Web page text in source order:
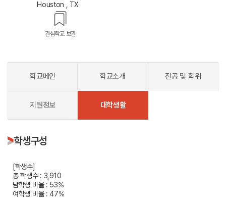
Houston , TX
관심학교 보관
학교메인 학교소개 전공 및 학위
지원정보 대학생활
학생구성
[학생수]
총 학생수 : 3,910
남학생 비율 : 53%
여학생 비율 : 47%